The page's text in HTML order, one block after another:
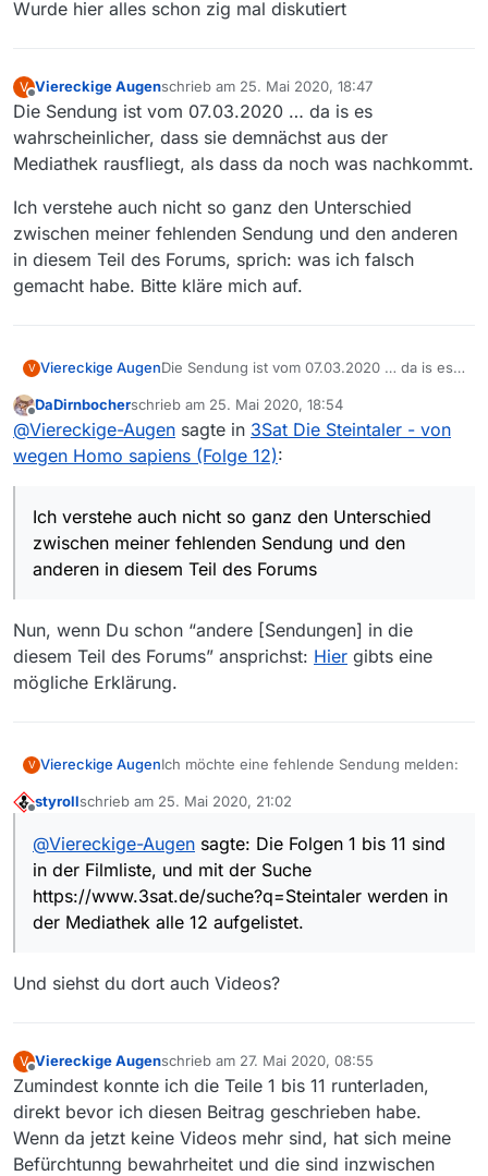
(12/12) - Kinder des Sommers
Betriebssystem: Linux
Java Version
openjdk version “13.0.2” 2020-01-14
OpenJDK Runtime Environment (build
13.0.2+8)
mixed mode)
Die Folgen 1 bis 11 sind in der Filmliste, und
mit der Suche
werden in der Mediathek alle 12 aufgelistet.
Wurde hier alles schon zig mal diskutiert
V
Offline
Viereckige Augenschrieb am 25. Mai 2020, 18:47
zuletzt editiert von
Die Sendung ist vom 07.03.2020 … da is es
wahrscheinlicher, dass sie demnächst aus der
Mediathek rausfliegt, als dass da noch was nachkommt.
Ich verstehe auch nicht so ganz den Unterschied
zwischen meiner fehlenden Sendung und den anderen
in diesem Teil des Forums, sprich: was ich falsch
gemacht habe. Bitte kläre mich auf.
V Viereckige AugenDie Sendung ist vom 07.03.2020 … da is es
der Mediathek rausfliegt, als dass da noch
was nachkommt.
Ich verstehe auch nicht so ganz den
Unterschied zwischen meiner fehlenden
Sendung und den anderen in diesem Teil
des Forums, sprich: was ich falsch gemacht
Offline
DaDirnbocherschrieb am 25. Mai 2020, 18:54
zuletzt editiert von
@Viereckige-Augen sagte in 3Sat Die Steintaler - von
wegen Homo sapiens (Folge 12):
Ich verstehe auch nicht so ganz den Unterschied
zwischen meiner fehlenden Sendung und den
anderen in diesem Teil des Forums
Nun, wenn Du schon “andere [Sendungen] in die
diesem Teil des Forums” ansprichst: Hier gibts eine
mögliche Erklärung.
V Viereckige AugenIch möchte eine fehlende Sendung melden:
Sender: 3Sat
Sendung: Die Steintaler - von wegen Homo
sapiens
Folge: 12
Link zur Sendung in der Mediathek:
(12/12) - Kinder des Sommers
Betriebssystem: Linux
Java Version
openjdk version “13.0.2” 2020-01-14
OpenJDK Runtime Environment (build
13.0.2+8)
OpenJDK 64-Bit Server VM (build 13.0.2+8,
mixed mode)
Die Folgen 1 bis 11 sind in der Filmliste, und
mit der Suche
https://www.3sat.de/suche?q=Steintaler
werden in der Mediathek alle 12 aufgelistet.
styrollschrieb am 25. Mai 2020, 21:02
zuletzt editiert von
@Viereckige-Augen sagte: Die Folgen 1 bis 11 sind
in der Filmliste, und mit der Suche
https://www.3sat.de/suche?q=Steintaler werden in
der Mediathek alle 12 aufgelistet.
Und siehst du dort auch Videos?
V
Offline
Viereckige Augenschrieb am 27. Mai 2020, 08:55
zuletzt editiert von
Zumindest konnte ich die Teile 1 bis 11 runterladen,
direkt bevor ich diesen Beitrag geschrieben habe.
Wenn da jetzt keine Videos mehr sind, hat sich meine
Befürchtunng bewahrheitet und die sind inzwischen